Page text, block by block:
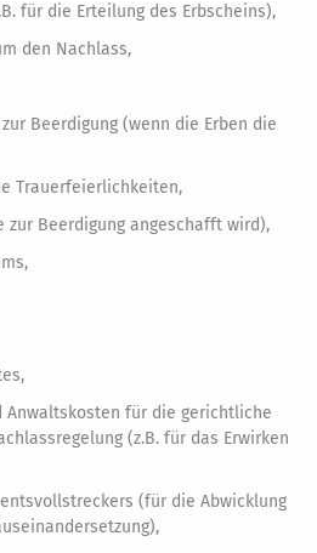
für die Erteilung des Erbscheins),
den Nachlass,
Beerdigung (wenn die Erben die
Trauerfeierlichkeiten,
zur Beerdigung angeschafft wird),
für die gerichtliche
(z.B. für das Erwirken
(für die Abwicklung